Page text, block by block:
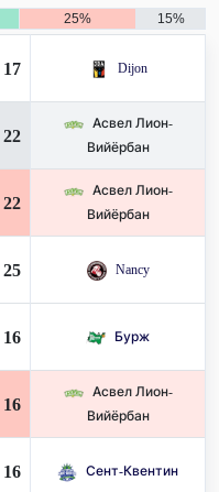
25% 15%
17 Dijon
22
Асвел Лион-
Вийёрбан
22
Асвел Лион-
Вийёрбан
25 Nancy
16 Бурж
16
Асвел Лион-
Вийёрбан
16 Сент-Квентин